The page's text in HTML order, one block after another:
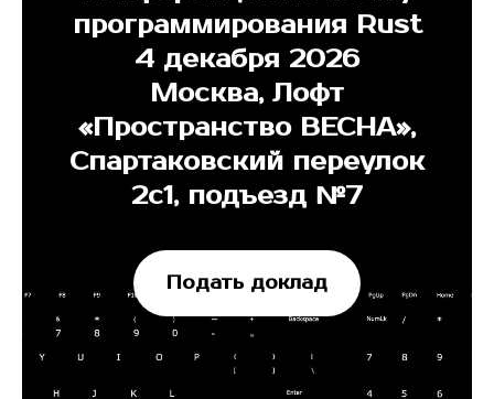
программирования Rust
4 декабря 2026
Москва, Лофт
«Пространство ВЕСНА»,
Спартаковский переулок
2с1, подъезд №7
Подать доклад